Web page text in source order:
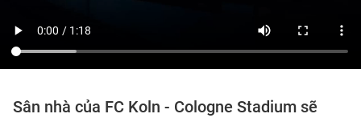
Sân nhà của FC Koln - Cologne Stadium sẽ